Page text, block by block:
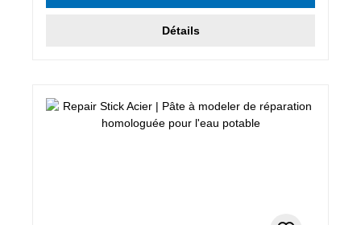
Détails